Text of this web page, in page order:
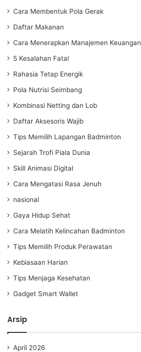
Cara Membentuk Pola Gerak
Daftar Makanan
Cara Menerapkan Manajemen Keuangan
5 Kesalahan Fatal
Rahasia Tetap Energik
Pola Nutrisi Seimbang
Kombinasi Netting dan Lob
Daftar Aksesoris Wajib
Tips Memilih Lapangan Badminton
Sejarah Trofi Piala Dunia
Skill Animasi Digital
Cara Mengatasi Rasa Jenuh
nasional
Gaya Hidup Sehat
Cara Melatih Kelincahan Badminton
Tips Memilih Produk Perawatan
Kebiasaan Harian
Tips Menjaga Kesehatan
Gadget Smart Wallet
Arsip
April 2026